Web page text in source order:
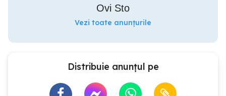
Ovi Sto
Vezi toate anunțurile
Distribuie anunțul pe